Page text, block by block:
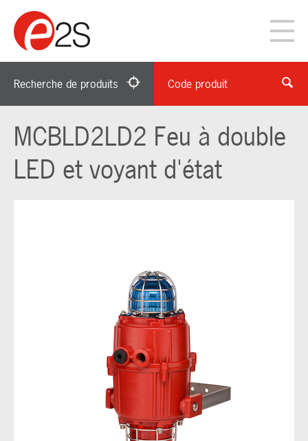
Recherche de produits Code produit
MCBLD2LD2 Feu à double
LED et voyant d'état